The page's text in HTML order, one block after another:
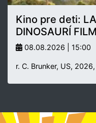
Kino pre deti:
DINOSAURÍ FILM
08.08.2026 | 15:00
r. C. Brunker, US,